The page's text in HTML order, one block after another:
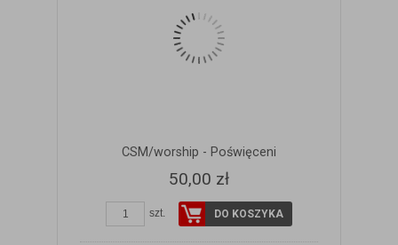
CSM/worship - Poświęceni
50,00 zł
szt. DO KOSZYKA